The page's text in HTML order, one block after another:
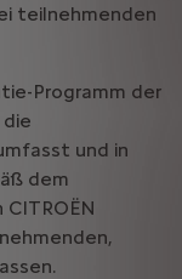
teilnehmenden
Programm der
die
und in
dem